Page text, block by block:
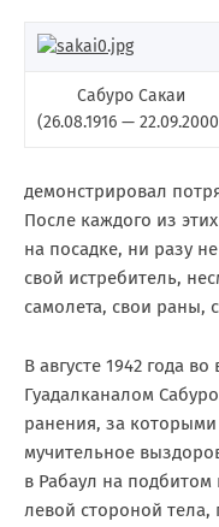
Сабуро Сакаи
(26.08.1916 —
демонстрировал
После каждого из
на посадке, ни разу
свой истребитель,
самолета, свои раны,
В августе 1942 года
Гуадалканалом
ранения, за
мучительное
в Рабаул на подбитом
левой стороной